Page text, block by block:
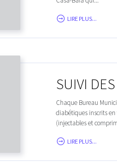
LIRE PLUS...
SUIVI
Chaque Bureau
diabétiques inscrits
(injectables et
LIRE PLUS...